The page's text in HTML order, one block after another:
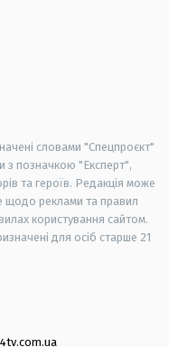
словами "Спецпроєкт"
з позначкою "Експерт",
та героїв. Редакція може
щодо реклами та правил
користування сайтом.
для осіб старше 21